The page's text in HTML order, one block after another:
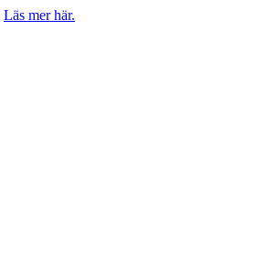
Läs mer här.